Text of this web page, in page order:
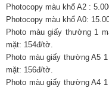
Photocopy màu khổ A2 :
Photocopy màu khổ A0:
Photo màu giấy thường 1
mặt: 154đ/tờ.
Photo màu giấy thường A5
mặt: 156đ/tờ.
Photo màu giấy thường A4